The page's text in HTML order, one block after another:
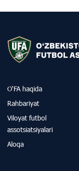
O‘FA haqida
Rahbariyat
Viloyat futbol
assotsiatsiyalari
Aloqa